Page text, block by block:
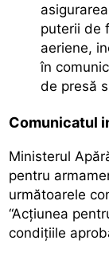
puterii de
aeriene,
în
de presă
Comunicatul
Ministerul
pentru
următoarele
“Acțiunea
condițiile